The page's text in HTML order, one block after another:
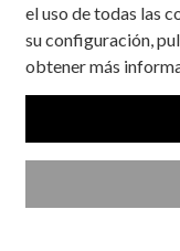
el uso de todas las
su configuración,
obtener más
50 g de cebolla.
¼ litro de leche
¼ litro de nata